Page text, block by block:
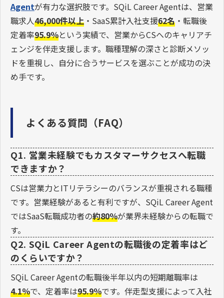
Agentが有力な選択肢です。SQiL Career Agentは、営業
職求人46,000件以上 ・SaaS累計入社支援62名 ・転職後
定着率95.9％という実績で、営業からCSへのキャリアチ
ェンジを伴走支援します。職種理解の深さと診断メソッ
ドを重視し、自分に合うサービスを選ぶことが成功の決
め手です。
よくある質問（FAQ）
Q1. 営業未経験でもカスタマーサクセスへ転職
できますか？
CSは営業力とITリテラシーのバランスが重視される職種
です。営業経験があると有利ですが、SQiL Career Agent
ではSaaS転職成功者の約80％が業界未経験からの転職で
す。
Q2. SQiL Career Agentの転職後の定着率はど
のくらいですか？
SQiL Career Agentの転職後半年以内の短期離職率は
4.1％で、定着率は95.9％です。伴走型支援によって入社